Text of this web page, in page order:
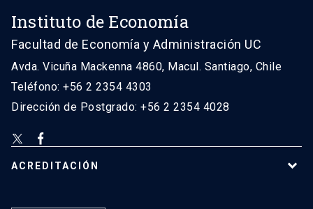
Instituto de Economía
Facultad de Economía y Administración UC
Avda. Vicuña Mackenna 4860, Macul. Santiago, Chile
Teléfono: +56 2 2354 4303
Dirección de Postgrado: +56 2 2354 4028
ACREDITACIÓN